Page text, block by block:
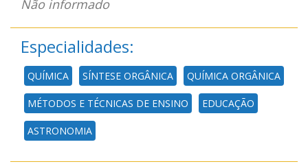
Não informado
Especialidades:
QUÍMICA SÍNTESE ORGÂNICA QUÍMICA ORGÂNICA
MÉTODOS E TÉCNICAS DE ENSINO EDUCAÇÃO
ASTRONOMIA